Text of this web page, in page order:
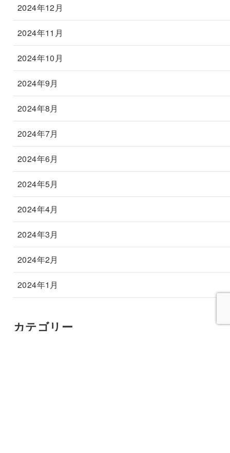
2024年12月
2024年11月
2024年10月
2024年9月
2024年8月
2024年7月
2024年6月
2024年5月
2024年4月
2024年3月
2024年2月
2024年1月
カテゴリー